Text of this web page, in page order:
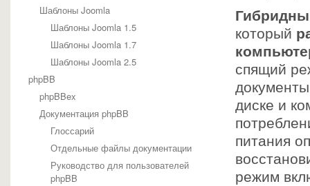
Шаблоны Joomla
Шаблоны Joomla 1.5
Шаблоны Joomla 1.7
Шаблоны Joomla 2.5
phpBB
phpBBex
Документация phpBB
Глоссарий
Отдельные файлы документации
Руководство для пользователей
phpBB
который
спящий
диске и
питания
режим